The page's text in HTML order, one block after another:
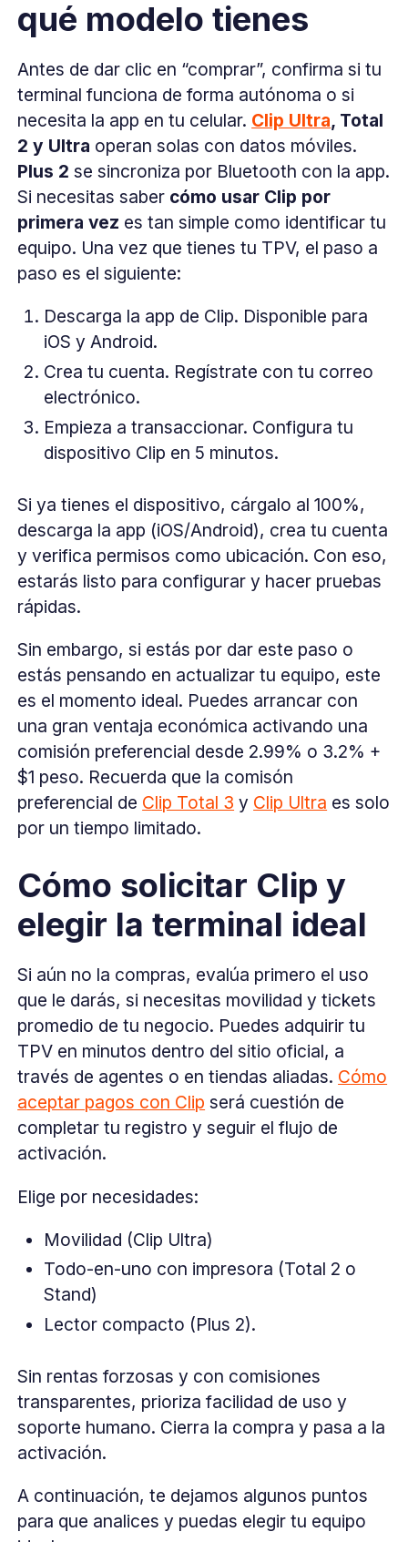
qué modelo tienes
Antes de dar clic en “comprar”, confirma si tu
terminal funciona de forma autónoma o si
necesita la app en tu celular. Clip Ultra, Total
2 y Ultra operan solas con datos móviles.
Plus 2se sincroniza por Bluetooth con la app.
Si necesitas saber cómo usar Clip por
primera vez es tan simple como identificar tu
equipo. Una vez que tienes tu TPV, el paso a
paso es el siguiente:
Descarga la app de Clip. Disponible para
iOS y Android.
Crea tu cuenta. Regístrate con tu correo
electrónico.
Empieza a transaccionar. Configura tu
dispositivo Clip en 5 minutos.
Si ya tienes el dispositivo, cárgalo al 100%,
descarga la app (iOS/Android), crea tu cuenta
y verifica permisos como ubicación. Con eso,
estarás listo para configurar y hacer pruebas
rápidas.
Sin embargo, si estás por dar este paso o
estás pensando en actualizar tu equipo, este
es el momento ideal. Puedes arrancar con
una gran ventaja económica activando una
comisión preferencial desde 2.99% o 3.2% +
$1 peso. Recuerda que la comisón
preferencial de Clip Total 3 y Clip Ultra es solo
por un tiempo limitado.
Cómo solicitar Clip y
elegir la terminal ideal
Si aún no la compras, evalúa primero el uso
que le darás, si necesitas movilidad y tickets
promedio de tu negocio. Puedes adquirir tu
TPV en minutos dentro del sitio oficial, a
través de agentes o en tiendas aliadas. Cómo
aceptar pagos con Clip será cuestión de
completar tu registro y seguir el flujo de
activación.
Elige por necesidades:
Movilidad (Clip Ultra)
Todo-en-uno con impresora (Total 2 o
Stand)
Lector compacto (Plus 2).
Sin rentas forzosas y con comisiones
transparentes, prioriza facilidad de uso y
soporte humano. Cierra la compra y pasa a la
activación.
A continuación, te dejamos algunos puntos
para que analices y puedas elegir tu equipo